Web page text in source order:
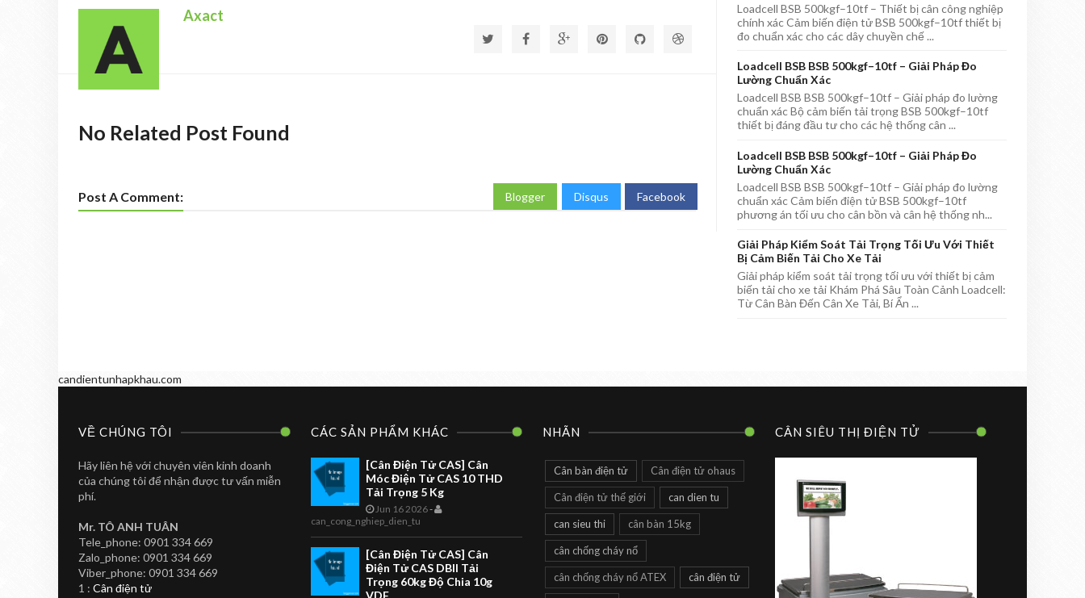
Axact
No Related Post Found
Post A Comment: Blogger Disqus Facebook
Loadcell BSB 500kgf–10tf – Thiết bị cân công nghiệp
chính xác Cảm biến điện tử BSB 500kgf–10tf thiết bị
đo chuẩn xác cho các dây chuyền chế ...
Loadcell BSB BSB 500kgf–10tf – Giải Pháp Đo
Lường Chuẩn Xác
Loadcell BSB BSB 500kgf–10tf – Giải pháp đo lường
chuẩn xác Bộ cảm biến tải trọng BSB 500kgf–10tf
thiết bị đáng đầu tư cho các hệ thống cân ...
Loadcell BSB BSB 500kgf–10tf – Giải Pháp Đo
Lường Chuẩn Xác
Loadcell BSB BSB 500kgf–10tf – Giải pháp đo lường
chuẩn xác Cảm biến điện tử BSB 500kgf–10tf
phương án tối ưu cho cân bồn và cân hệ thống nh...
Giải Pháp Kiểm Soát Tải Trọng Tối Ưu Với Thiết
Bị Cảm Biến Tải Cho Xe Tải
Giải pháp kiểm soát tải trọng tối ưu với thiết bị cảm
biến tải cho xe tải Khám Phá Sâu Toàn Cảnh Loadcell:
Từ Cân Bàn Đến Cân Xe Tải, Bí Ẩn ...
candientunhapkhau.com
VỀ CHÚNG TÔI
Hãy liên hệ với chuyên viên kinh doanh
của chúng tôi để nhận được tư vấn miễn
phí.
Mr. TÔ ANH TUÂN
Tele_phone: 0901 334 669
Zalo_phone: 0901 334 669
Viber_phone: 0901 334 669
1 : Cân điện tử
CÁC SẢN PHẨM KHÁC
[Cân Điện Tử CAS] Cân
Móc Điện Tử CAS 10 THD
Tải Trọng 5 Kg
Jun 16 2026-
can_cong_nghiep_dien_tu
[Cân Điện Tử CAS] Cân
Điện Tử CAS DBII Tải
Trọng 60kg Độ Chia 10g
NHÃN
Cân bàn điện tử Cân điện tử ohaus
Cân điện tử thế giới can dien tu
can sieu thi cân bàn 15kg
cân chống cháy nổ
cân chống cháy nổ ATEX cân điện tử
CÂN SIÊU THỊ ĐIỆN TỬ
Cân In Nhãn Siêu
CAN DIEN TU
Cân Siêu Thị
LS2X Label
Printing Scale